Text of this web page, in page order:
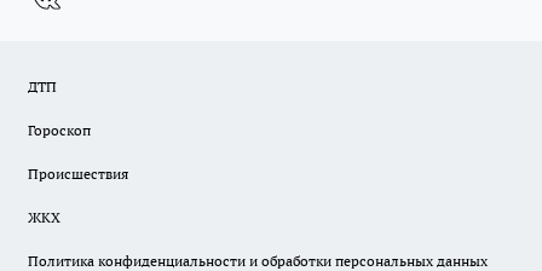
ДТП
Гороскоп
Происшествия
ЖКХ
Политика конфиденциальности и обработки персональных данных